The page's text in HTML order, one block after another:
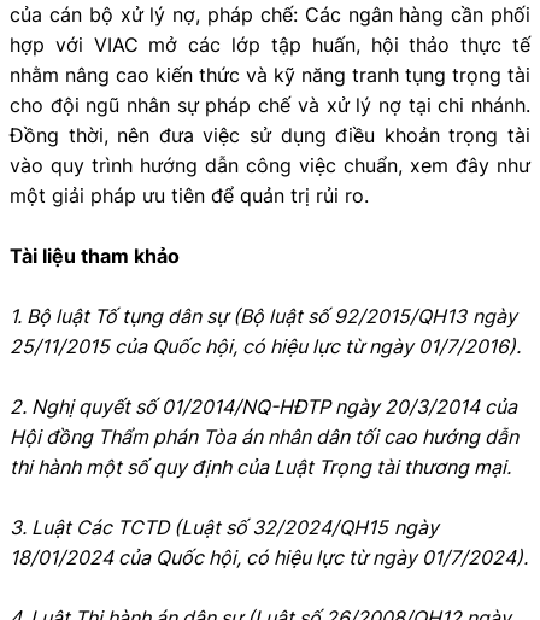
của cán bộ xử lý nợ, pháp chế: Các ngân hàng cần phối
hợp với VIAC mở các lớp tập huấn, hội thảo thực tế
nhằm nâng cao kiến thức và kỹ năng tranh tụng trọng tài
cho đội ngũ nhân sự pháp chế và xử lý nợ tại chi nhánh.
Đồng thời, nên đưa việc sử dụng điều khoản trọng tài
vào quy trình hướng dẫn công việc chuẩn, xem đây như
một giải pháp ưu tiên để quản trị rủi ro.
Tài liệu tham khảo
1. Bộ luật Tố tụng dân sự (Bộ luật số 92/2015/QH13 ngày
25/11/2015 của Quốc hội, có hiệu lực từ ngày 01/7/2016).
2. Nghị quyết số 01/2014/NQ-HĐTP ngày 20/3/2014 của
Hội đồng Thẩm phán Tòa án nhân dân tối cao hướng dẫn
thi hành một số quy định của Luật Trọng tài thương mại.
3. Luật Các TCTD (Luật số 32/2024/QH15 ngày
18/01/2024 của Quốc hội, có hiệu lực từ ngày 01/7/2024).